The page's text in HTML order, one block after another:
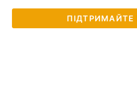
ПІДТРИМАЙТЕ